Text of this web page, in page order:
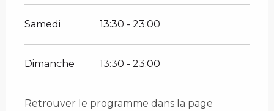
Samedi 13:30 - 23:00
Dimanche 13:30 - 23:00
Retrouver le programme dans la page